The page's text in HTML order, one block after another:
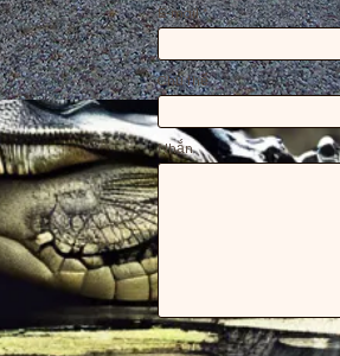
E-mail
Chủ thể
Nhắn